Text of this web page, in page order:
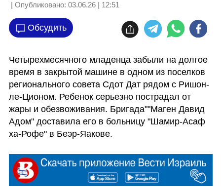
| Опубликовано: 03.06.26 | 12:51
Обсудить
Четырехмесячного младенца забыли на долгое
время в закрытой машине в одном из поселков
регионального совета Сдот Дат рядом с Ришон-
ле-Ционом. Ребенок серьезно пострадал от
жары и обезвоживания. Бригада""Маген Давид
Адом" доставила его в больницу "Шамир-Асаф
ха-Рофе" в Беэр-Яакове.